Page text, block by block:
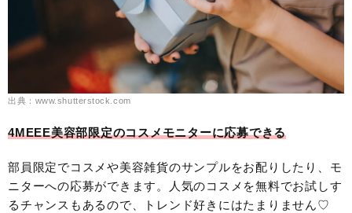
出典：www.shutterstock.com
4MEEE美容部限定のコスメモニターに応募できる
部員限定でコスメや美容雑貨のサンプルをお配りしたり、モ
ニターへの応募ができます。人気のコスメを無料でお試しす
るチャンスもあるので、トレンド好きにはたまりません♡